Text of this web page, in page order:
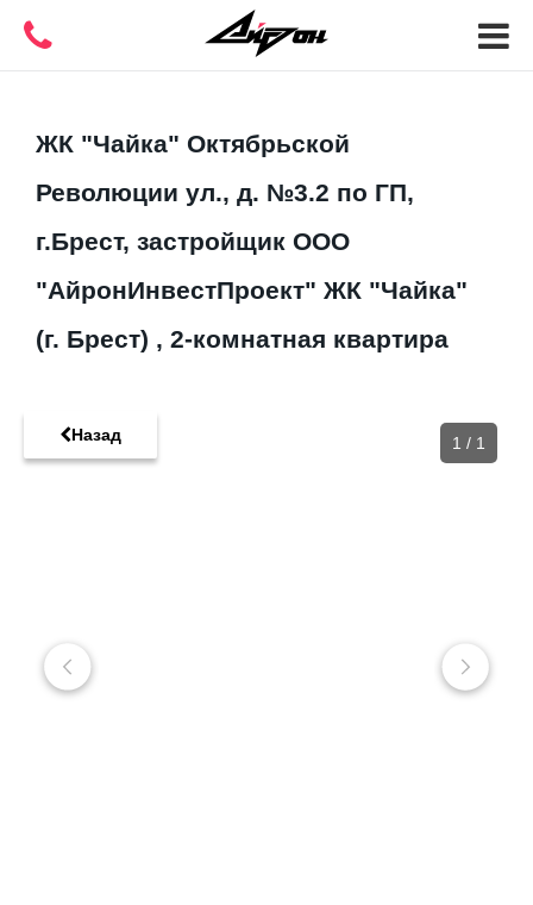
ЖК "Чайка" Октябрьской
Революции ул., д. №3.2 по ГП,
г.Брест, застройщик ООО
"АйронИнвестПроект" ЖК "Чайка"
(г. Брест) , 2-комнатная квартира
Назад 1 / 1